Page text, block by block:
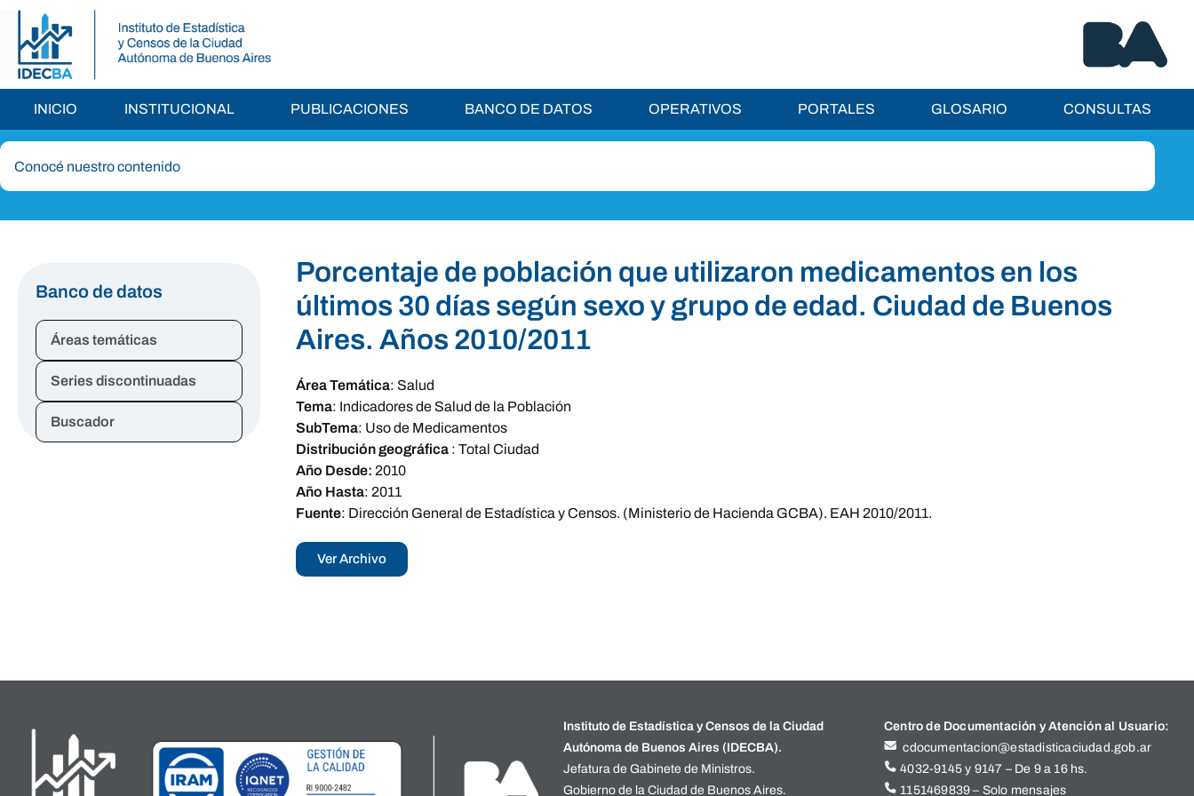
INICIO INSTITUCIONAL PUBLICACIONES BANCO DE DATOS OPERATIVOS PORTALES GLOSARIO CONSULTAS
Banco de datos
Áreas temáticas
Series discontinuadas
Buscador
Porcentaje de población que utilizaron medicamentos en los
últimos 30 días según sexo y grupo de edad. Ciudad de Buenos
Aires. Años 2010/2011
Área Temática: Salud
Tema: Indicadores de Salud de la Población
SubTema: Uso de Medicamentos
Distribución geográfica : Total Ciudad
Año Desde: 2010
Año Hasta: 2011
Fuente: Dirección General de Estadística y Censos. (Ministerio de Hacienda GCBA). EAH 2010/2011.
Ver Archivo
Instituto de Estadística y Censos de la Ciudad
Autónoma de Buenos Aires (IDECBA).
Jefatura de Gabinete de Ministros.
Gobierno de la Ciudad de Buenos Aires.
Centro de Documentación y Atención al Usuario:
cdocumentacion@estadisticaciudad.gob.ar
4032-9145 y 9147 – De 9 a 16 hs.
1151469839 – Solo mensajes